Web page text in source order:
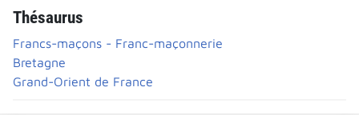
Thésaurus
Francs-maçons - Franc-maçonnerie
Bretagne
Grand-Orient de France